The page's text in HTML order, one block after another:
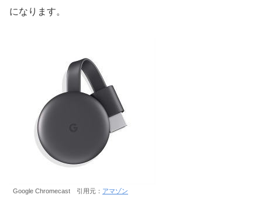
になります。
Google Chromecast 引用元： アマゾン